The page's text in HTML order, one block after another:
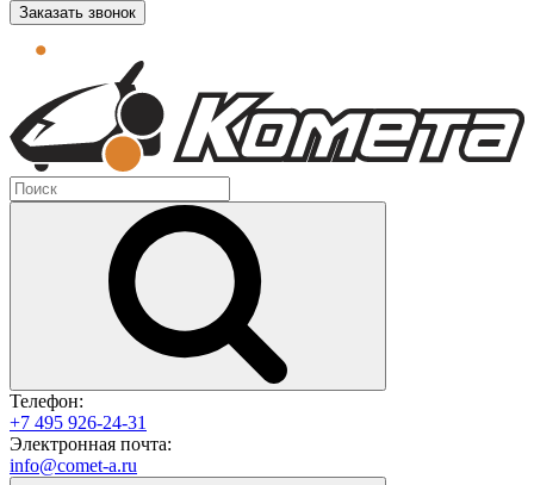
Заказать звонок
Телефон:
+7 495 926-24-31
Электронная почта:
info@comet-a.ru